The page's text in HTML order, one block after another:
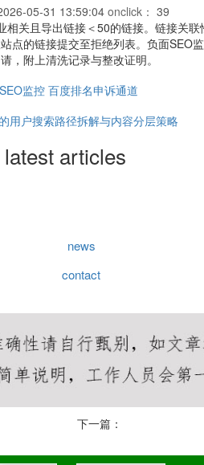
05-31 13:59:04 onclick： 39
关且导出链接＜50的链接。链接关
的链接提交至拒绝列表。负面SEO
，附上清洗记录与整改证明。
监控百度排名申诉通道
用户搜索路径拆解与内容分层策略
latest articles
news
contact
下一篇：